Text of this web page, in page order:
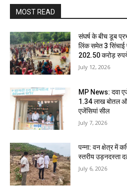
MOST READ
संघर्ष के बीच डूब
लिंक समेत 3 सिंचाई
202.50 करोड़
July 12, 2026
MP News: दवा
1.34 लाख बोतल
एजेंसियां सील
July 7, 2026
पन्ना: वन क्षेत्र में
स्तरीय उड़नदस्ता
July 6, 2026